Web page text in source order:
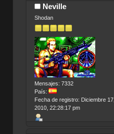
Neville
Shodan
Mensajes: 7332
País:
Fecha de registro: Diciembre 17,
2010, 22:28:17 pm